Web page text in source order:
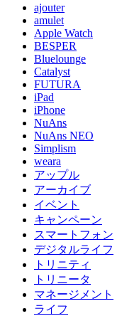
ajouter
amulet
Apple Watch
BESPER
Bluelounge
Catalyst
FUTURA
iPad
iPhone
NuAns
NuAns NEO
Simplism
weara
アップル
アーカイブ
イベント
キャンペーン
スマートフォン
デジタルライフ
トリニティ
トリニータ
マネージメント
ライフ